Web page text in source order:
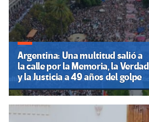
Argentina: Una multitud salió a
la calle por la Memoria, la Verdad
y la Justicia a 49 años del golpe